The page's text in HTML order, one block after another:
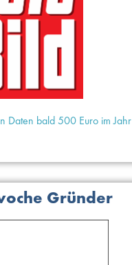
Daten bald 500 Euro im Jahr
Gründer